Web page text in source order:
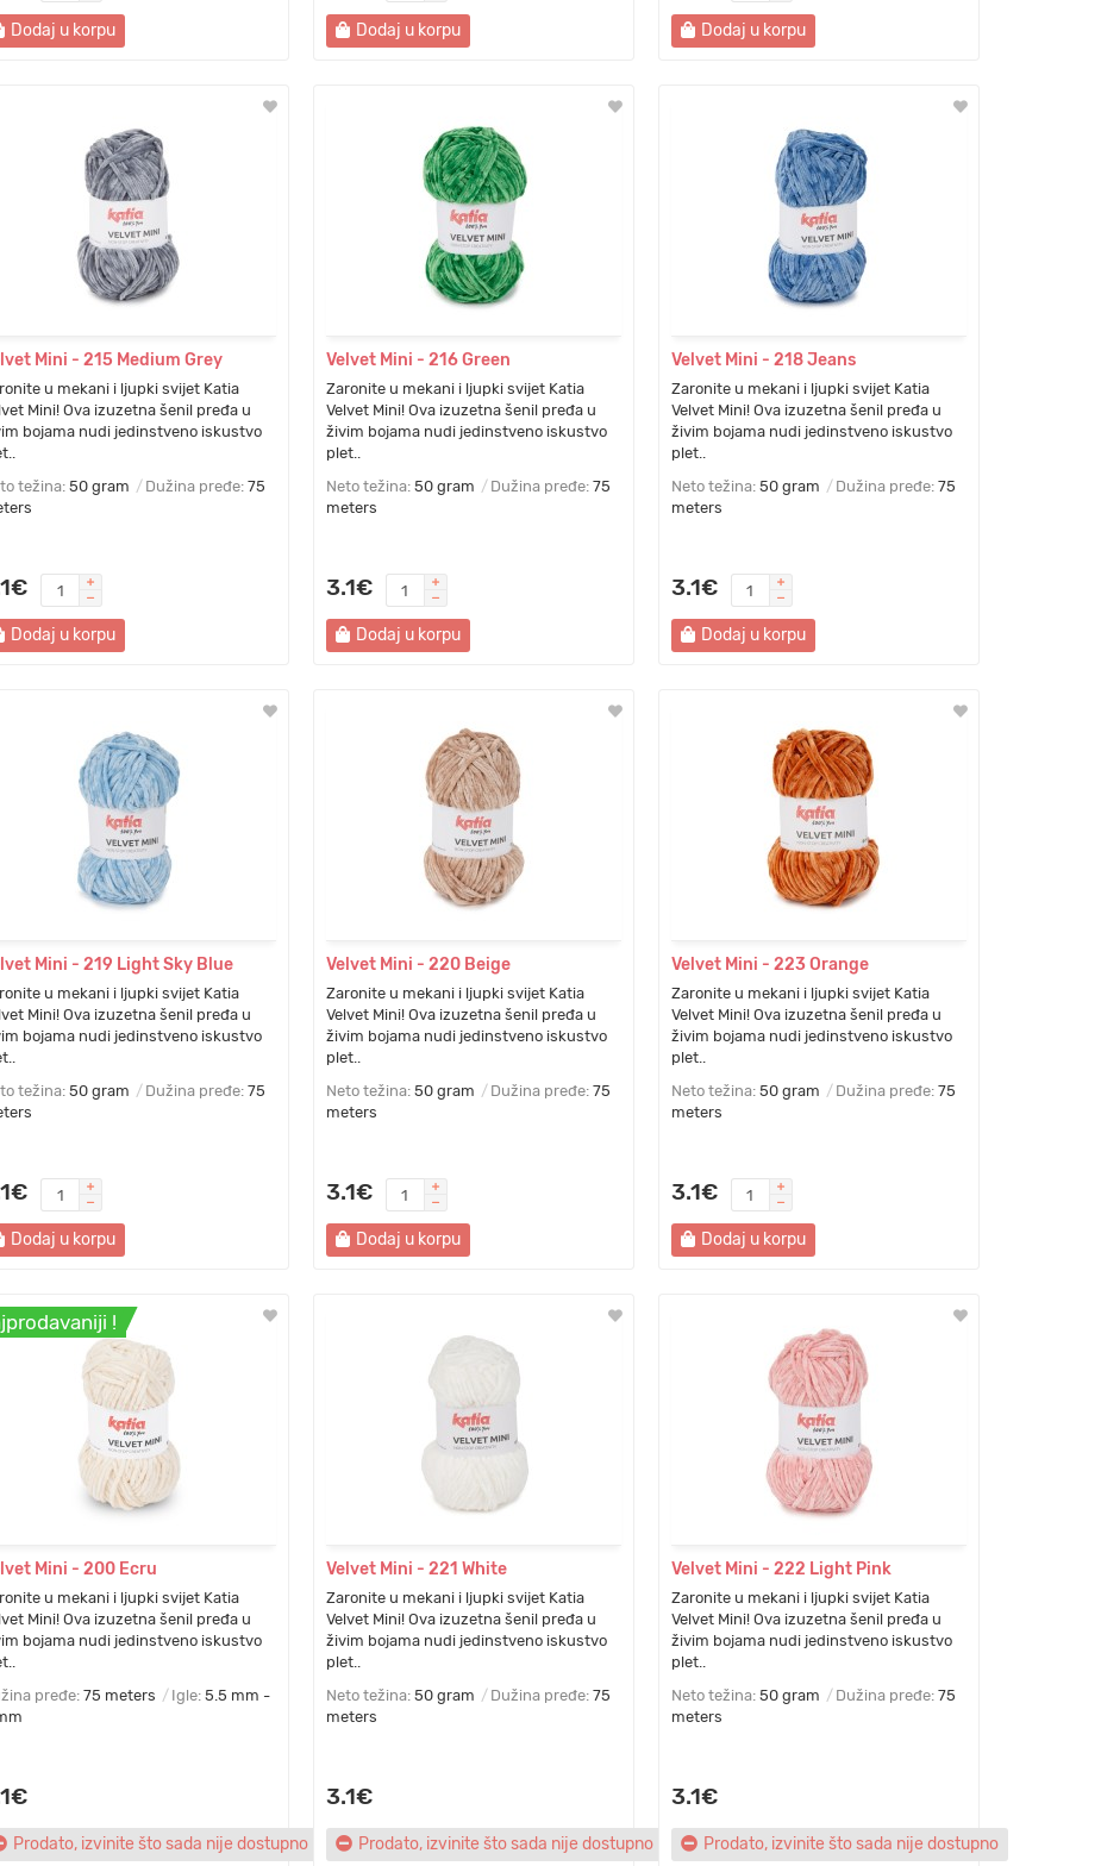
Dodaj u korpu Dodaj u korpu Dodaj u korpu
Mini - 215 Medium Grey
u mekani i ljupki svijet Katia
Mini! Ova izuzetna šenil pređa u
bojama nudi jedinstveno iskustvo
težina: 50 gram Dužina pređe: 75
Dodaj u korpu
Velvet Mini - 216 Green
Zaronite u mekani i ljupki svijet Katia
Velvet Mini! Ova izuzetna šenil pređa u
živim bojama nudi jedinstveno iskustvo
plet..
Neto težina: 50 gram Dužina pređe: 75
meters
3.1€
Dodaj u korpu
Velvet Mini - 218 Jeans
Zaronite u mekani i ljupki svijet Katia
Velvet Mini! Ova izuzetna šenil pređa u
živim bojama nudi jedinstveno iskustvo
plet..
Neto težina: 50 gram Dužina pređe: 75
meters
3.1€
Dodaj u korpu
Mini - 219 Light Sky Blue
u mekani i ljupki svijet Katia
Mini! Ova izuzetna šenil pređa u
bojama nudi jedinstveno iskustvo
težina: 50 gram Dužina pređe: 75
Dodaj u korpu
Velvet Mini - 220 Beige
Zaronite u mekani i ljupki svijet Katia
Velvet Mini! Ova izuzetna šenil pređa u
živim bojama nudi jedinstveno iskustvo
plet..
Neto težina: 50 gram Dužina pređe: 75
meters
3.1€
Dodaj u korpu
Velvet Mini - 223 Orange
Zaronite u mekani i ljupki svijet Katia
Velvet Mini! Ova izuzetna šenil pređa u
živim bojama nudi jedinstveno iskustvo
plet..
Neto težina: 50 gram Dužina pređe: 75
meters
3.1€
Dodaj u korpu
!
Mini - 200 Ecru
u mekani i ljupki svijet Katia
Mini! Ova izuzetna šenil pređa u
bojama nudi jedinstveno iskustvo
pređe: 75 meters Igle: 5.5 mm -
Prodato, izvinite što sada nije dostupno
Velvet Mini - 221 White
Zaronite u mekani i ljupki svijet Katia
Velvet Mini! Ova izuzetna šenil pređa u
živim bojama nudi jedinstveno iskustvo
plet..
Neto težina: 50 gram Dužina pređe: 75
meters
3.1€
Prodato, izvinite što sada nije dostupno
Velvet Mini - 222 Light Pink
Zaronite u mekani i ljupki svijet Katia
Velvet Mini! Ova izuzetna šenil pređa u
živim bojama nudi jedinstveno iskustvo
plet..
Neto težina: 50 gram Dužina pređe: 75
meters
3.1€
Prodato, izvinite što sada nije dostupno